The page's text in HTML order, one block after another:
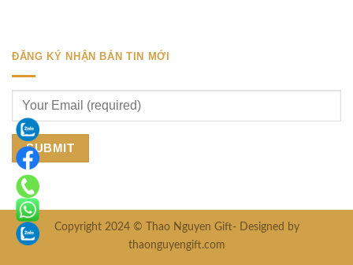
ĐĂNG KÝ NHẬN BẢN TIN MỚI
Copyright 2024 © Thao Nguyen Gift- Designed by
thaonguyengift.com